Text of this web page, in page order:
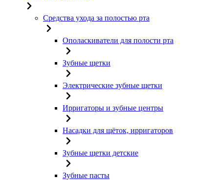
Средства ухода за полостью рта
Ополаскиватели для полости рта
Зубные щетки
Электрические зубные щетки
Ирригаторы и зубные центры
Насадки для щёток, ирригаторов
Зубные щетки детские
Зубные пасты